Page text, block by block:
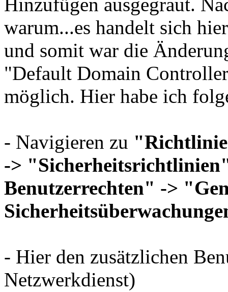
warum...es handelt sich
und somit war die
"Default Domain
möglich. Hier habe ich
- Navigieren zu
->
Benutzerrechten" ->
- Hier den zusätzlichen
Netzwerkdienst)